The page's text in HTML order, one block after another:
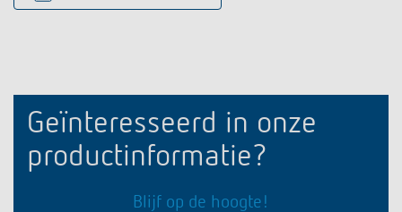
Geïnteresseerd in onze
productinformatie?
Blijf op de hoogte!